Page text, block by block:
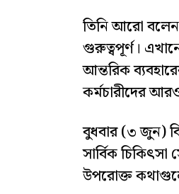
তিনি আরো
গুরুত্বপূর্ণ।
আন্তরিক
কর্মচারীদের
বুধবার (৩ জুন)
সার্বিক
উপরোক্ত